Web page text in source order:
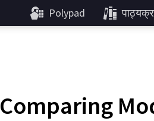
Polypad
Comparing